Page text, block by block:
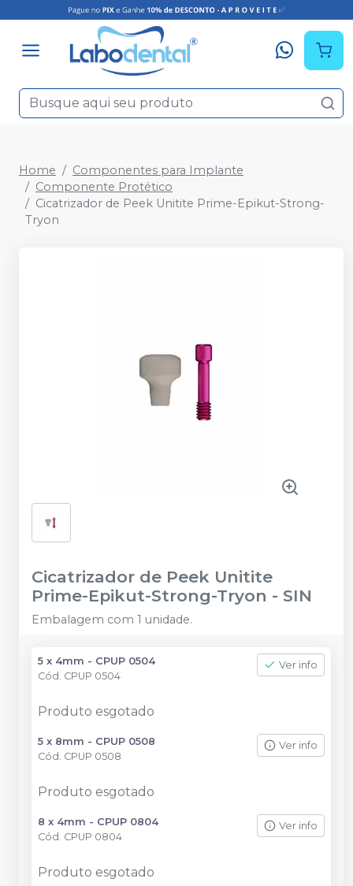
Home
Componentes para Implante
Componente Protético
Cicatrizador de Peek Unitite Prime-Epikut-Strong-
Tryon
Cicatrizador de Peek Unitite
Prime-Epikut-Strong-Tryon - SIN
Embalagem com 1 unidade.
5 x 4mm - CPUP 0504
Cód. CPUP 0504
Ver info
Produto esgotado
5 x 8mm - CPUP 0508
Cód. CPUP 0508
Ver info
Produto esgotado
8 x 4mm - CPUP 0804
Cód. CPUP 0804
Ver info
Produto esgotado